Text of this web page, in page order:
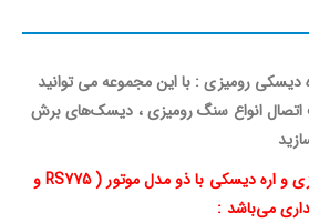
رومیزی : با این مجموعه می توانید
اتصال انواع سنگ رومیزی ، دیسک‌های برش
مجموعه ساخت سنگ رومیزی و اره دیسکی با ذو مدل موتور ( RS775 و